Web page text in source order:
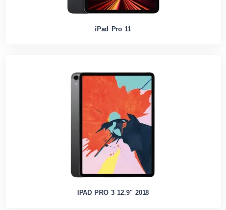
iPad Pro 11
IPAD PRO 3 12.9" 2018